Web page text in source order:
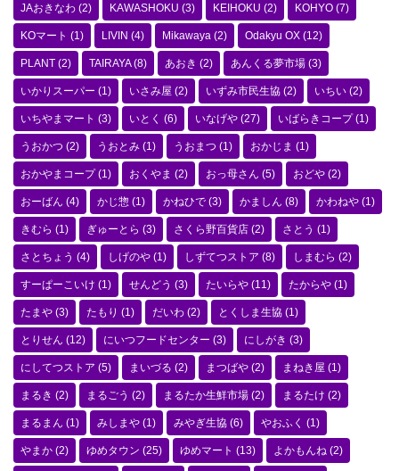
JAおきなわ (2) KAWASHOKU (3) KEIHOKU (2) KOHYO (7)
KOマート (1) LIVIN (4) Mikawaya (2) Odakyu OX (12)
PLANT (2) TAIRAYA(8) あおき (2) あんくる夢市場 (3)
いかりスーパー (1) いさみ屋 (2) いずみ市民生協 (2) いちい (2)
いちやまマート (3) いとく (6) いなげや (27) いばらきコープ(1)
うおかつ (2) うおとみ (1) うおまつ (1) おかじま (1)
おかやまコープ(1) おくやま (2) おっ母さん (5) おどや (2)
おーばん (4) かじ惣 (1) かねひで (3) かましん (8) かわねや (1)
きむら (1) ぎゅーとら (3) さくら野百貨店 (2) さとう (1)
さとちょう (4) しげのや (1) しずてつストア (8) しまむら (2)
すーぱーこいけ (1) せんどう (3) たいらや (11) たからや (1)
たまや (3) たもり (1) だいわ (2) とくしま生協 (1)
とりせん (12) にいつフードセンター (3) にしがき (3)
にしてつストア (5) まいづる (2) まつばや (2) まねき屋 (1)
まるき (2) まるごう (2) まるたか生鮮市場 (2) まるたけ (2)
まるまん (1) みしまや (1) みやぎ生協 (6) やおふく (1)
やまか (2) ゆめタウン (25) ゆめマート (13) よかもんね (2)